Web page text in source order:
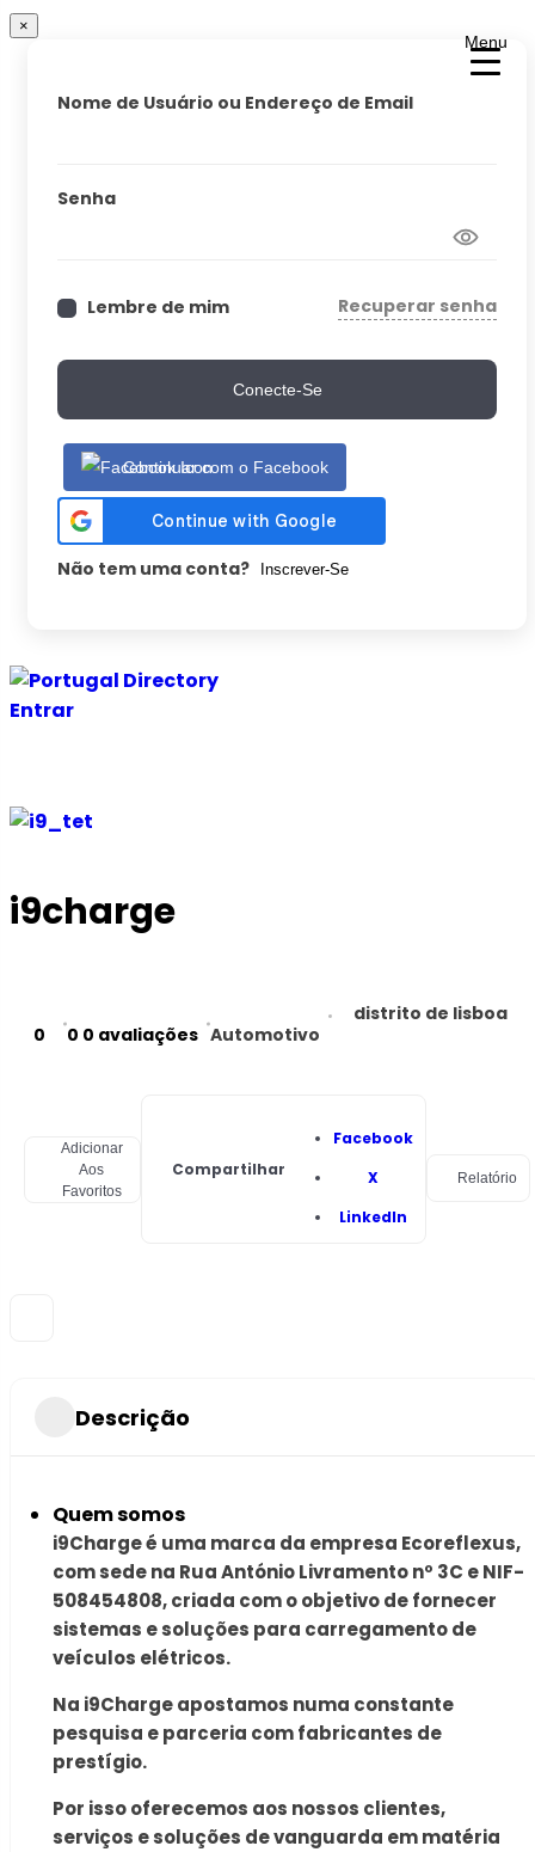
Menu
×
Nome de Usuário ou Endereço de Email
Senha
Lembre de mim Recuperar senha
Conecte-Se
Continuar com o Facebook
Não tem uma conta? Inscrever-Se
Ir
para
Entrar
i9charge
0 0 0 avaliações Automotivo
distrito de lisboa
Adicionar
Aos
Favoritos
Compartilhar
Facebook
X
LinkedIn
Relatório
Descrição
Quem somos
i9Charge é uma marca da empresa Ecoreflexus,
com sede na Rua António Livramento nº 3C e NIF-
508454808, criada com o objetivo de fornecer
sistemas e soluções para carregamento de
veículos elétricos.
Na i9Charge apostamos numa constante
pesquisa e parceria com fabricantes de
prestígio.
Por isso oferecemos aos nossos clientes,
serviços e soluções de vanguarda em matéria